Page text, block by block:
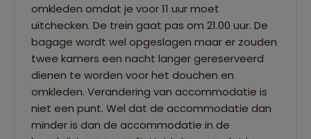
omkleden omdat je voor 11 uur moet
uitchecken. De trein gaat pas om 21.00 uur. De
bagage wordt wel opgeslagen maar er zouden
twee kamers een nacht langer gereserveerd
dienen te worden voor het douchen en
omkleden. Verandering van accommodatie is
niet een punt. Wel dat de accommodatie dan
minder is dan de accommodatie in de